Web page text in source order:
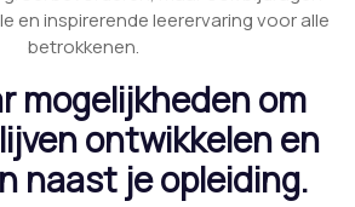
en inspirerende leerervaring voor alle
betrokkenen.
mogelijkheden om
ontwikkelen en
naast je opleiding.